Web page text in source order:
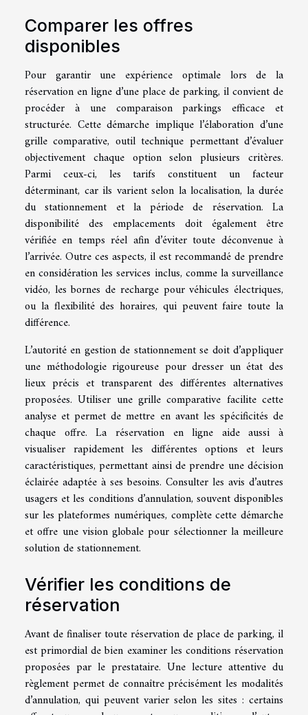
Comparer les offres
disponibles
Pour garantir une expérience optimale lors de la
réservation en ligne d’une place de parking, il convient de
procéder à une comparaison parkings efficace et
structurée. Cette démarche implique l’élaboration d’une
grille comparative, outil technique permettant d’évaluer
objectivement chaque option selon plusieurs critères.
Parmi ceux-ci, les tarifs constituent un facteur
déterminant, car ils varient selon la localisation, la durée
du stationnement et la période de réservation. La
disponibilité des emplacements doit également être
vérifiée en temps réel afin d’éviter toute déconvenue à
l’arrivée. Outre ces aspects, il est recommandé de prendre
en considération les services inclus, comme la surveillance
vidéo, les bornes de recharge pour véhicules électriques,
ou la flexibilité des horaires, qui peuvent faire toute la
différence.
L’autorité en gestion de stationnement se doit d’appliquer
une méthodologie rigoureuse pour dresser un état des
lieux précis et transparent des différentes alternatives
proposées. Utiliser une grille comparative facilite cette
analyse et permet de mettre en avant les spécificités de
chaque offre. La réservation en ligne aide aussi à
visualiser rapidement les différentes options et leurs
caractéristiques, permettant ainsi de prendre une décision
éclairée adaptée à ses besoins. Consulter les avis d’autres
usagers et les conditions d’annulation, souvent disponibles
sur les plateformes numériques, complète cette démarche
et offre une vision globale pour sélectionner la meilleure
solution de stationnement.
Vérifier les conditions de
réservation
Avant de finaliser toute réservation de place de parking, il
est primordial de bien examiner les conditions réservation
proposées par le prestataire. Une lecture attentive du
règlement permet de connaître précisément les modalités
d’annulation, qui peuvent varier selon les sites : certains